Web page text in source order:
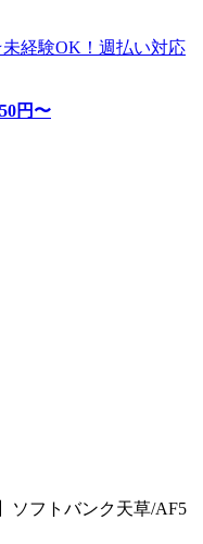
経験OK！週払い対応
円〜
ソフトバンク天草/AF5